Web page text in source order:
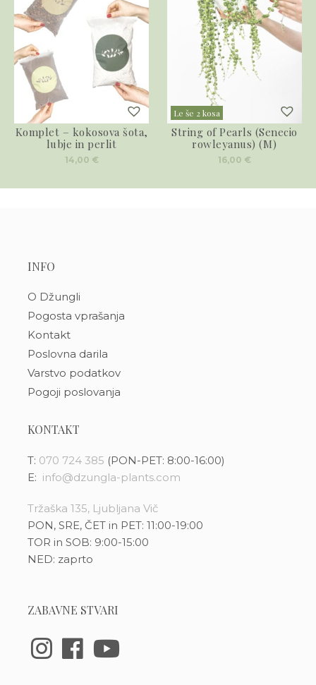
Komplet – kokosova šota,
lubje in perlit
14,00 €
Le še 2 kosa
String of Pearls (Senecio
rowleyanus) (M)
16,00 €
INFO
O Džungli
Pogosta vprašanja
Kontakt
Poslovna darila
Varstvo podatkov
Pogoji poslovanja
KONTAKT
T: 070 724 385 (PON-PET: 8:00-16:00)
E: info@dzungla-plants.com
Tržaška 135, Ljubljana Vič
PON, SRE, ČET in PET: 11:00-19:00
TOR in SOB: 9:00-15:00
NED: zaprto
ZABAVNE STVARI